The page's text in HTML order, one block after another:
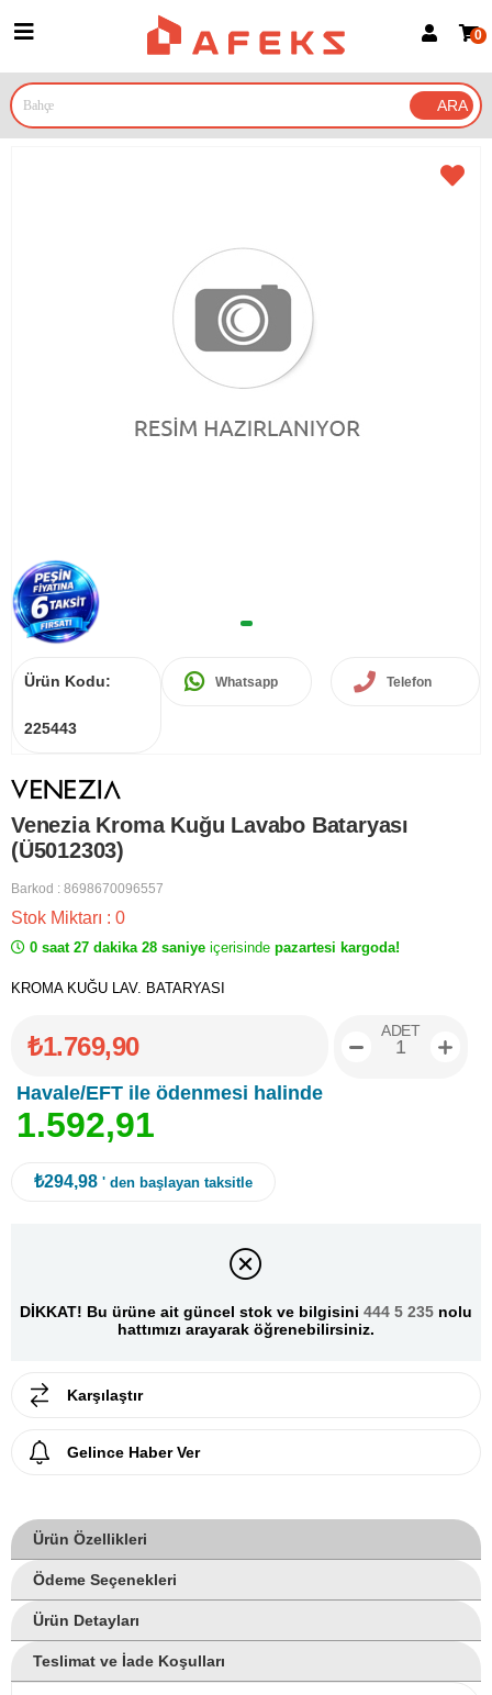
Google İle Bağlan
0
Ürün Kodu:
225443
Whatsapp Telefon
Venezia Kroma Kuğu Lavabo Bataryası
(Ü5012303)
Barkod : 8698670096557
Stok Miktarı : 0
0 saat 27 dakika 28 saniye içerisinde pazartesi kargoda!
KROMA KUĞU LAV. BATARYASI
₺1.769,90
Havale/EFT ile ödenmesi halinde
1.592,91
ADET
₺294,98 ' den başlayan taksitle
DİKKAT! Bu ürüne ait güncel stok ve bilgisini 444 5 235 nolu
hattımızı arayarak öğrenebilirsiniz.
Karşılaştır
Gelince Haber Ver
Ürün Özellikleri
Ödeme Seçenekleri
Ürün Detayları
Teslimat ve İade Koşulları